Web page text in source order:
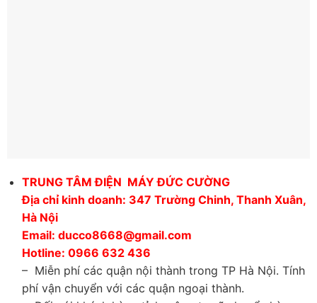
TRUNG TÂM ĐIỆN MÁY ĐỨC CƯỜNG
Địa chỉ kinh doanh: 347 Trường Chinh, Thanh Xuân,
Hà Nội
Email: ducco8668@gmail.com
Hotline: 0966 632 436
– Miễn phí các quận nội thành trong TP Hà Nội. Tính
phí vận chuyển với các quận ngoại thành.